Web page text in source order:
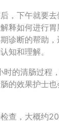
，下午就要
释如何进行
诊断的帮助
知和理解。
时的清肠过程
的效果护士
查，大概约